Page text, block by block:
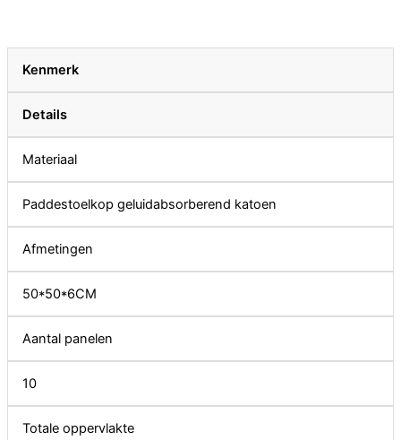
Kenmerk
Details
Materiaal
Paddestoelkop geluidabsorberend katoen
Afmetingen
50*50*6CM
Aantal panelen
10
Totale oppervlakte